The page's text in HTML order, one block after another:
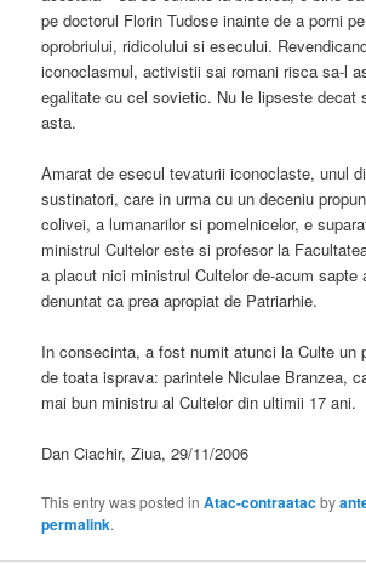
pe doctorul Florin Tudose inainte de a porni
oprobriului, ridicolului si esecului.
iconoclasmul, activistii sai romani risca sa-l
egalitate cu cel sovietic. Nu le lipseste decat
asta.
Amarat de esecul tevaturii iconoclaste, unul
sustinatori, care in urma cu un deceniu
colivei, a lumanarilor si pomelnicelor, e
ministrul Cultelor este si profesor la
a placut nici ministrul Cultelor de-acum sapte
denuntat ca prea apropiat de Patriarhie.
In consecinta, a fost numit atunci la Culte un
de toata isprava: parintele Niculae Branzea,
mai bun ministru al Cultelor din ultimii 17 ani.
Dan Ciachir, Ziua, 29/11/2006
This entry was posted inAtac-contraatacby
permalink.